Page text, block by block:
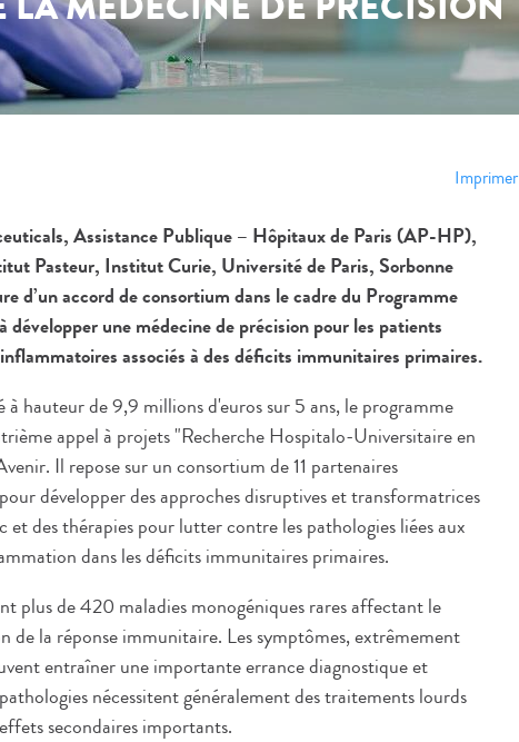
Imprimer
Assistance Publique – Hôpitaux de Paris (AP-HP),
Pasteur, Institut Curie, Université de Paris, Sorbonne
d’un accord de consortium dans le cadre du Programme
développer une médecine de précision pour les patients
associés à des déficits immunitaires primaires.
hauteur de 9,9 millions d'euros sur 5 ans, le programme
appel à projets "Recherche Hospitalo-Universitaire en
Il repose sur un consortium de 11 partenaires
développer des approches disruptives et transformatrices
des thérapies pour lutter contre les pathologies liées aux
dans les déficits immunitaires primaires.
plus de 420 maladies monogéniques rares affectant le
la réponse immunitaire. Les symptômes, extrêmement
entraîner une importante errance diagnostique et
nécessitent généralement des traitements lourds
secondaires importants.